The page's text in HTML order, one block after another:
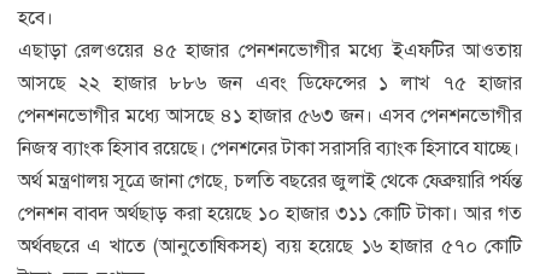
হবে।
এছাড়া রেলওয়ের ৪৫ হাজার পেনশনভোগীর মধ্যে ইএফটির আওতায়
আসছে ২২ হাজার ৮৮৬ জন এবং ডিফেন্সের ১ লাখ ৭৫ হাজার
পেনশনভোগীর মধ্যে আসছে ৪১ হাজার ৫৬৩ জন। এসব পেনশনভোগীর
নিজস্ব ব্যাংক হিসাব রয়েছে। পেনশনের টাকা সরাসরি ব্যাংক হিসাবে যাচ্ছে।
অর্থ মন্ত্রণালয় সূত্রে জানা গেছে, চলতি বছরের জুলাই থেকে ফেব্রুয়ারি পর্যন্ত
পেনশন বাবদ অর্থছাড় করা হয়েছে ১০ হাজার ৩১১ কোটি টাকা। আর গত
অর্থবছরে এ খাতে (আনুতোষিকসহ) ব্যয় হয়েছে ১৬ হাজার ৫৭০ কোটি